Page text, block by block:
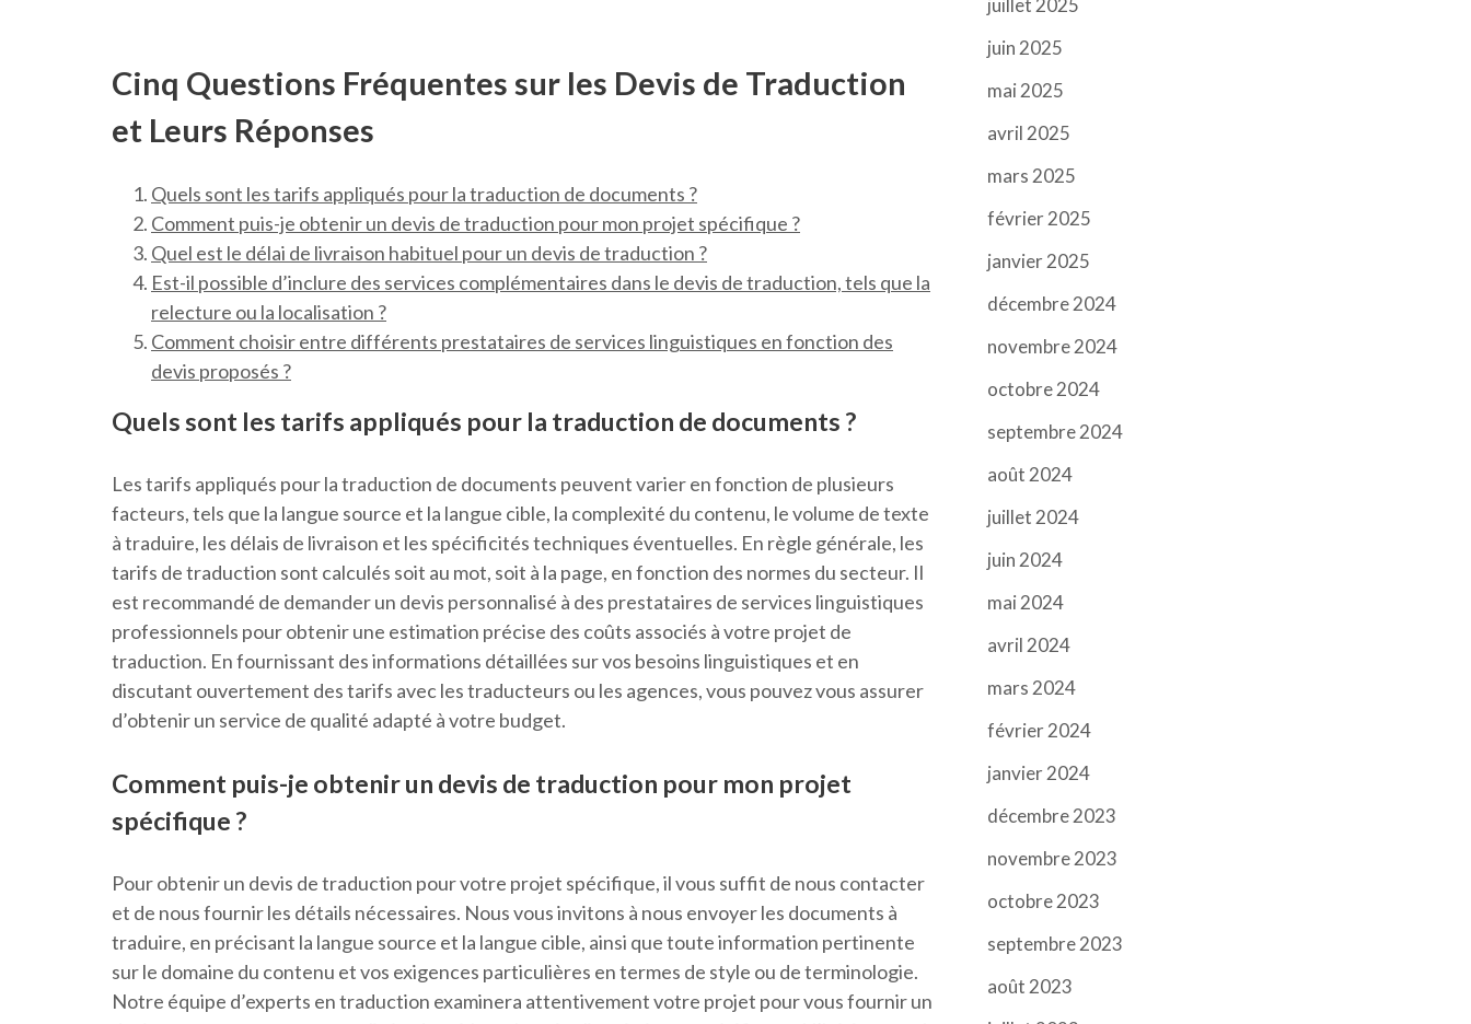
Cinq Questions Fréquentes sur les Devis de Traduction
et Leurs Réponses
Quels sont les tarifs appliqués pour la traduction de documents ?
Comment puis-je obtenir un devis de traduction pour mon projet spécifique ?
Quel est le délai de livraison habituel pour un devis de traduction ?
Est-il possible d’inclure des services complémentaires dans le devis de traduction, tels que la
relecture ou la localisation ?
Comment choisir entre différents prestataires de services linguistiques en fonction des
devis proposés ?
Quels sont les tarifs appliqués pour la traduction de documents ?
Les tarifs appliqués pour la traduction de documents peuvent varier en fonction de plusieurs
facteurs, tels que la langue source et la langue cible, la complexité du contenu, le volume de texte
à traduire, les délais de livraison et les spécificités techniques éventuelles. En règle générale, les
tarifs de traduction sont calculés soit au mot, soit à la page, en fonction des normes du secteur. Il
est recommandé de demander un devis personnalisé à des prestataires de services linguistiques
professionnels pour obtenir une estimation précise des coûts associés à votre projet de
traduction. En fournissant des informations détaillées sur vos besoins linguistiques et en
discutant ouvertement des tarifs avec les traducteurs ou les agences, vous pouvez vous assurer
d’obtenir un service de qualité adapté à votre budget.
Comment puis-je obtenir un devis de traduction pour mon projet
spécifique ?
Pour obtenir un devis de traduction pour votre projet spécifique, il vous suffit de nous contacter
et de nous fournir les détails nécessaires. Nous vous invitons à nous envoyer les documents à
traduire, en précisant la langue source et la langue cible, ainsi que toute information pertinente
sur le domaine du contenu et vos exigences particulières en termes de style ou de terminologie.
Notre équipe d’experts en traduction examinera attentivement votre projet pour vous fournir un
juillet 2025
juin 2025
mai 2025
avril 2025
mars 2025
février 2025
janvier 2025
décembre 2024
novembre 2024
octobre 2024
septembre 2024
août 2024
juillet 2024
juin 2024
mai 2024
avril 2024
mars 2024
février 2024
janvier 2024
décembre 2023
novembre 2023
octobre 2023
septembre 2023
août 2023